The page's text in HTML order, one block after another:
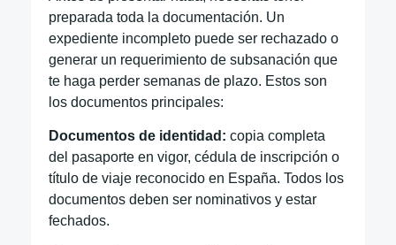
preparada toda la documentación. Un
expediente incompleto puede ser rechazado o
generar un requerimiento de subsanación que
te haga perder semanas de plazo. Estos son
los documentos principales:
Documentos de identidad: copia completa
del pasaporte en vigor, cédula de inscripción o
título de viaje reconocido en España. Todos los
documentos deben ser nominativos y estar
fechados.